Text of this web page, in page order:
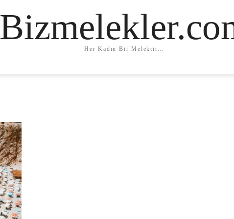
Her Kadın Bir Melektir...